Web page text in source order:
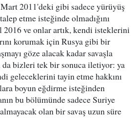
Mart 2011'deki gibi sadece yürüyüş
etme isteğinde olmadığını
2016 ve onlar artık, kendi isteklerini
korumak için Rusya gibi bir
göze alacak kadar savaşla
bizleri tek bir sonuca iletiyor: ya
geleceklerini tayin etme hakkını
boyun eğdirme isteğinden
bu bölümünde sadece Suriye
olan bir savaş uzun süre